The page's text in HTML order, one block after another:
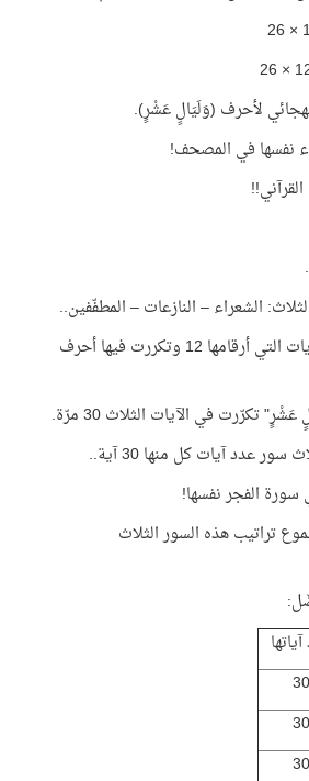
الشعراء – النازعات – المطفّفين..
إنها السور التي تضمّنت الآيات التي أرقامها 12 وتكررت فيها أحرف
تكرّرت في الآيات الثلاث 30 مرّة.
عدد آيات كل منها 30 آية..
الفجر نفسها!
تراتيب هذه السور الثلاث
30
30
30